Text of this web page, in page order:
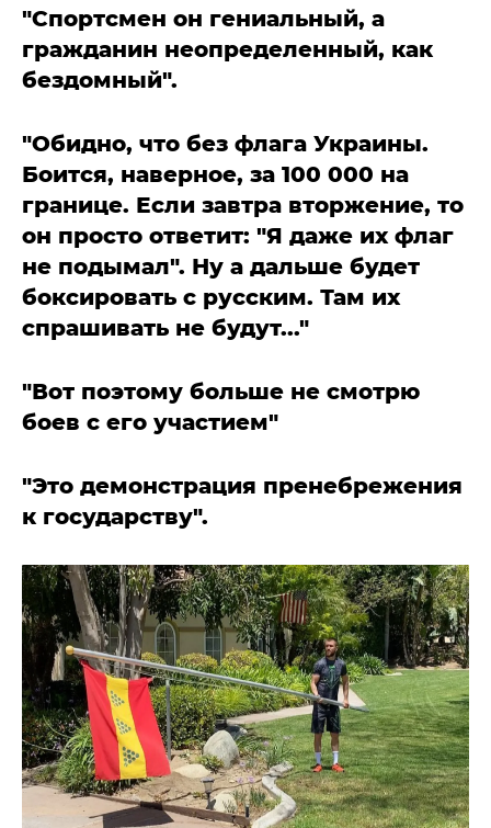
"Спортсмен он гениальный, а
гражданин неопределенный, как
бездомный".
"Обидно, что без флага Украины.
Боится, наверное, за 100 000 на
границе. Если завтра вторжение, то
он просто ответит: "Я даже их флаг
не подымал". Ну а дальше будет
боксировать с русским. Там их
спрашивать не будут..."
"Вот поэтому больше не смотрю
боев с его участием"
"Это демонстрация пренебрежения
к государству".